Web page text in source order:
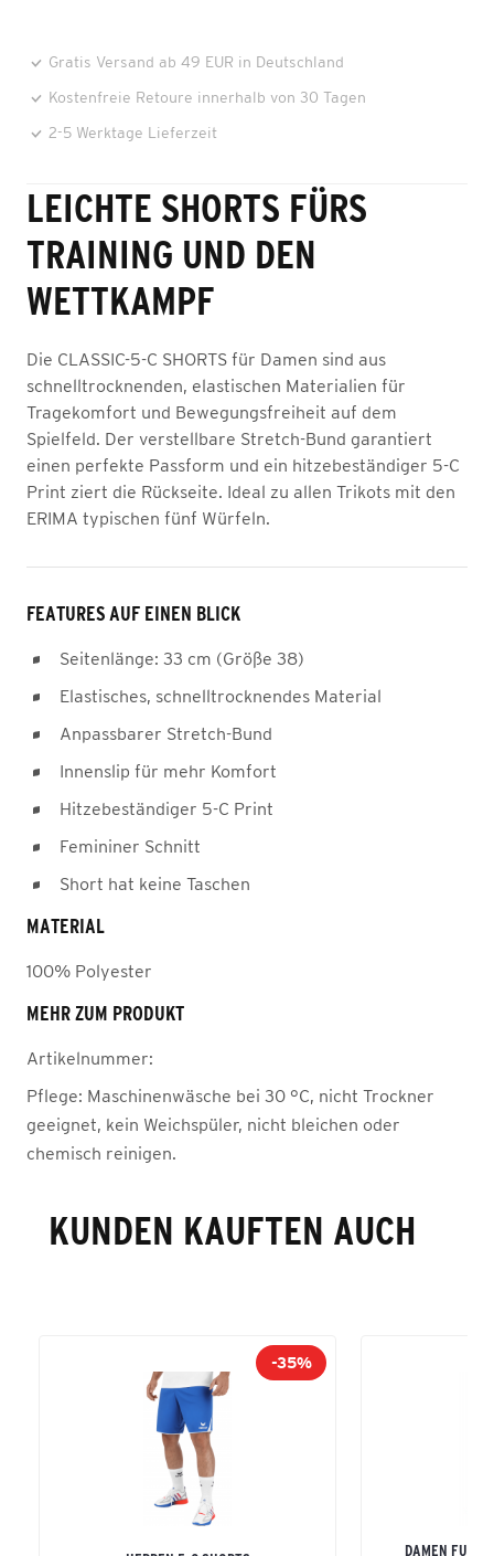
Gratis Versand ab 49 EUR in Deutschland
Kostenfreie Retoure innerhalb von 30 Tagen
2-5 Werktage Lieferzeit
LEICHTE SHORTS FÜRS
TRAINING UND DEN
WETTKAMPF
Die CLASSIC-5-C SHORTS für Damen sind aus
schnelltrocknenden, elastischen Materialien für
Tragekomfort und Bewegungsfreiheit auf dem
Spielfeld. Der verstellbare Stretch-Bund garantiert
einen perfekte Passform und ein hitzebeständiger 5-C
Print ziert die Rückseite. Ideal zu allen Trikots mit den
ERIMA typischen fünf Würfeln.
FEATURES AUF EINEN BLICK
Seitenlänge: 33 cm (Größe 38)
Elastisches, schnelltrocknendes Material
Anpassbarer Stretch-Bund
Innenslip für mehr Komfort
Hitzebeständiger 5-C Print
Femininer Schnitt
Short hat keine Taschen
MATERIAL
100% Polyester
MEHR ZUM PRODUKT
Artikelnummer:
Pflege: Maschinenwäsche bei 30 °C, nicht Trockner
geeignet, kein Weichspüler, nicht bleichen oder
chemisch reinigen.
KUNDEN KAUFTEN AUCH
-35%
DAMEN